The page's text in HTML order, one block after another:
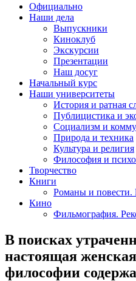
Официально
Наши дела
Выпускники
Киноклуб
Экскурсии
Презентации
Наш досуг
Начальный курс
Наши университеты
История и ратная
Публицистика и
Социализм и
Природа и техника
Культура и религия
Философия и
Творчество
Книги
Романы и повести.
Кино
Фильмография.
В поисках
настоящая
философии